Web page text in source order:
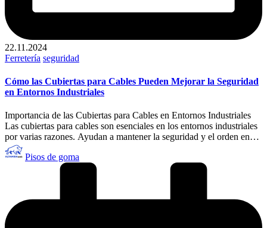
22.11.2024
Publicado
Ferretería seguridad
Cómo las Cubiertas para Cables Pueden Mejorar la Seguridad
en Entornos Industriales
Importancia de las Cubiertas para Cables en Entornos Industriales
Las cubiertas para cables son esenciales en los entornos industriales
por varias razones. Ayudan a mantener la seguridad y el orden en…
Publicado
por
Pisos de goma